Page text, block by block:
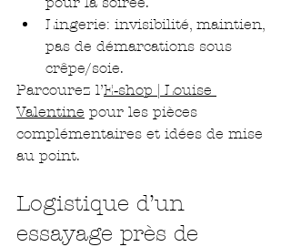
Lingerie: invisibilité, maintien,
pas de démarcations sous
crêpe/soie.
Parcourez l’E‑shop | Louise
Valentine pour les pièces
complémentaires et idées de mise
au point.
Logistique d’un
essayage près de